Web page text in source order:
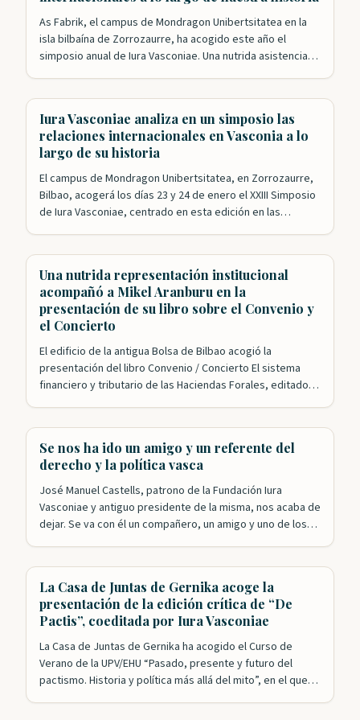
As Fabrik, el campus de Mondragon Unibertsitatea en la
isla bilbaína de Zorrozaurre, ha acogido este año el
simposio anual de Iura Vasconiae. Una nutrida asistencia
llegar a…
Iura Vasconiae analiza en un simposio las
relaciones internacionales en Vasconia a lo
largo de su historia
El campus de Mondragon Unibertsitatea, en Zorrozaurre,
Bilbao, acogerá los días 23 y 24 de enero el XXIII Simposio
de Iura Vasconiae, centrado en esta edición en las
principales expertos en una…
Una nutrida representación institucional
acompañó a Mikel Aranburu en la
presentación de su libro sobre el Convenio y
el Concierto
El edificio de la antigua Bolsa de Bilbao acogió la
presentación del libro Convenio / Concierto El sistema
financiero y tributario de las Haciendas Forales, editado
presidente, Roldán Jimeno, contó con…
Se nos ha ido un amigo y un referente del
derecho y la política vasca
José Manuel Castells, patrono de la Fundación Iura
Vasconiae y antiguo presidente de la misma, nos acaba de
dejar. Se va con él un compañero, un amigo y uno de los
La Casa de Juntas de Gernika acoge la
presentación de la edición crítica de “De
Pactis”, coeditada por Iura Vasconiae
La Casa de Juntas de Gernika ha acogido el Curso de
Verano de la UPV/EHU “Pasado, presente y futuro del
pactismo. Historia y política más allá del mito”, en el que